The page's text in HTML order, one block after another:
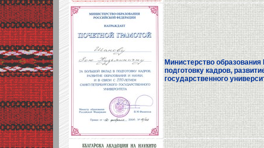
Министерство
подготовку кадров,
государственного